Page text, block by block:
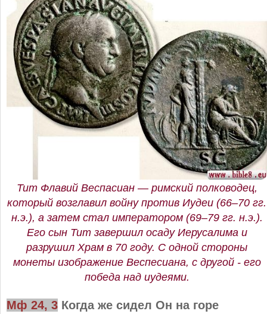
Тит Флавий Веспасиан — римский полководец,
который возглавил войну против Иудеи (66–70 гг.
н.э.), а затем стал императором (69–79 гг. н.э.).
Его сын Тит завершил осаду Иерусалима и
разрушил Храм в 70 году. С одной стороны
монеты изображение Веспесиана, с другой - его
победа над иудеями.
Мф 24, 3 Когда же сидел Он на горе